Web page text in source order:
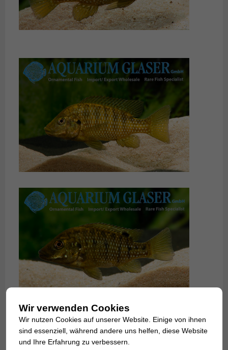
Von diesen Tieren stammen die Fische ab, die wir jetzt
erstmals anbieten können. Es sind junge und jung
Wir verwenden Cookies
Wir nutzen Cookies auf unserer Website. Einige von ihnen
sind essenziell, während andere uns helfen, diese Website
und Ihre Erfahrung zu verbessern.